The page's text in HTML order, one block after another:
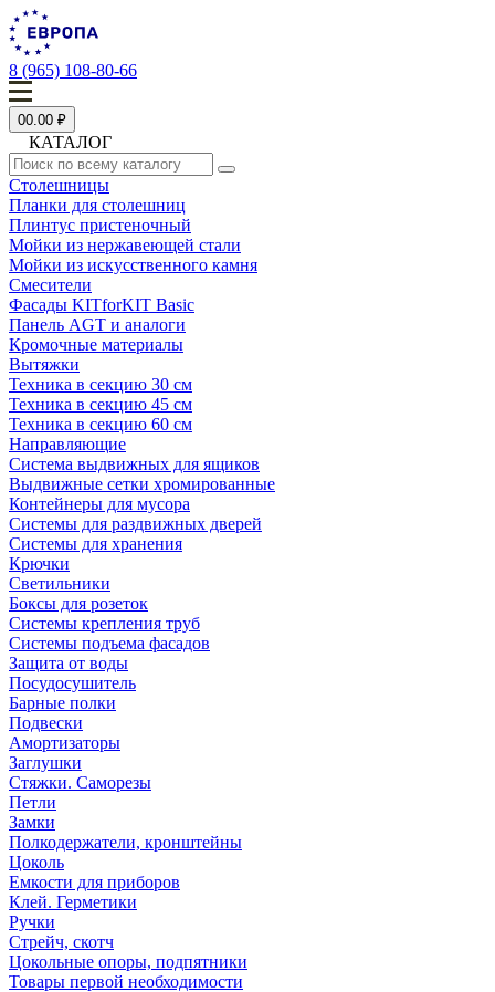
8 (965) 108-80-66
00.00 ₽
КАТАЛОГ
Столешницы
Планки для столешниц
Плинтус пристеночный
Мойки из нержавеющей стали
Мойки из искусственного камня
Смесители
Фасады KITforKIT Basic
Панель AGT и аналоги
Кромочные материалы
Вытяжки
Техника в секцию 30 см
Техника в секцию 45 см
Техника в секцию 60 см
Направляющие
Система выдвижных для ящиков
Выдвижные сетки хромированные
Контейнеры для мусора
Системы для раздвижных дверей
Системы для хранения
Крючки
Светильники
Боксы для розеток
Системы крепления труб
Системы подъема фасадов
Защита от воды
Посудосушитель
Барные полки
Подвески
Амортизаторы
Заглушки
Стяжки. Саморезы
Петли
Замки
Полкодержатели, кронштейны
Цоколь
Емкости для приборов
Клей. Герметики
Ручки
Стрейч, скотч
Цокольные опоры, подпятники
Товары первой необходимости